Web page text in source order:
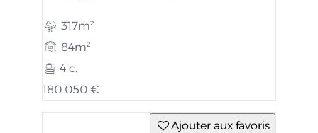
317m²
84m²
4 c.
180 050 €
Ajouter aux favoris